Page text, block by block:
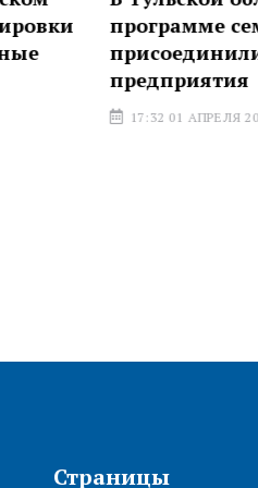
программе семейных
присоединились новые
предприятия
17:32 01 АПРЕЛЯ 2026
Страницы